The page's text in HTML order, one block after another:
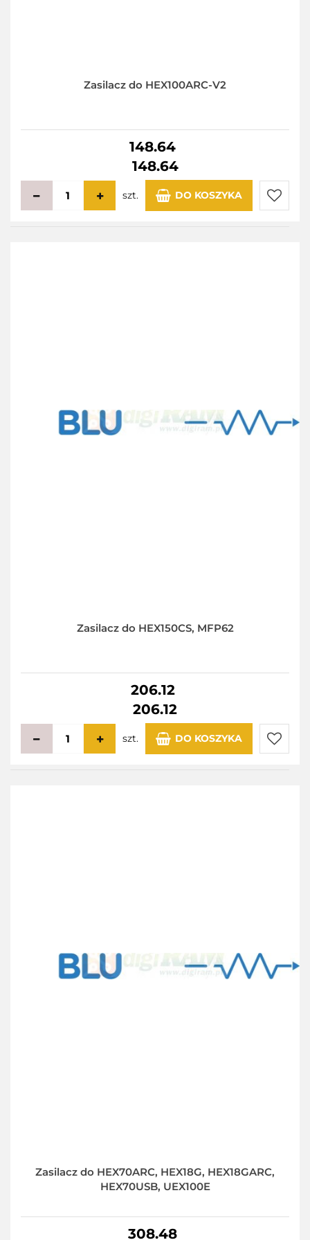
Zasilacz do HEX100ARC-V2
148.64
148.64
szt. DO KOSZYKA
Do
Zasilacz do HEX150CS, MFP62
206.12
206.12
szt. DO KOSZYKA
Zasilacz do HEX70ARC, HEX18G, HEX18GARC,
HEX70USB, UEX100E
308.48